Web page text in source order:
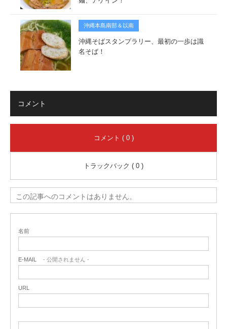
沖縄本島南部＆以南
沖縄そばスタンプラリー、最初の一歩は識
名そば！
コメント
コメント ( 0 )
トラックバック ( 0 )
この記事へのコメントはありません。
名前
E-MAIL - 公開されません -
URL